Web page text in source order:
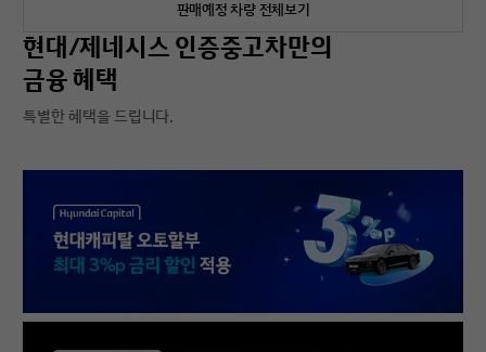
판매예정 차량 전체보기
현대/제네시스 인증중고차만의
금융 혜택
특별한 혜택을 드립니다.